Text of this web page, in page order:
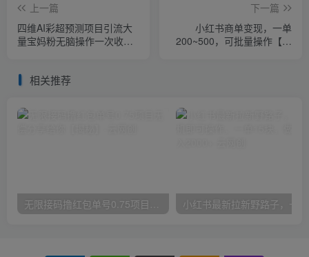
上一篇
四维AI彩超预测项目引流大
量宝妈粉无脑操作一次收费
下一篇
小红书商单变现，一单
200~500，可批量操作【仅
相关推荐
无限接码撸红包单号0.75项目无偿分享给你【揭秘】